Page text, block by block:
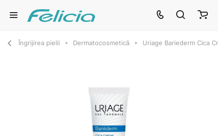
Îngrijirea pielii Dermatocosmetică Uriage Bariederm Cica